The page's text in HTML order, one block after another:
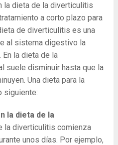
la dieta de la diverticulitis
a corto plazo para
de diverticulitis es una
al sistema digestivo la
la dieta de la
suele disminuir hasta que la
Una dieta para la
siguiente:
la dieta de la
la diverticulitis comienza
unos días. Por ejemplo,